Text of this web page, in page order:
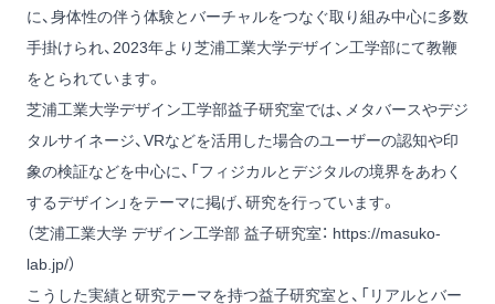
に、身体性の伴う体験とバーチャルをつなぐ取り組み中心に多数
手掛けられ、2023年より芝浦工業大学デザイン工学部にて教鞭
をとられています。
芝浦工業大学デザイン工学部益子研究室では、メタバースやデジ
タルサイネージ、VRなどを活用した場合のユーザーの認知や印
象の検証などを中心に、「フィジカルとデジタルの境界をあわく
するデザイン」をテーマに掲げ、研究を行っています。
（芝浦工業大学 デザイン工学部 益子研究室： https://masuko-
lab.jp/）
こうした実績と研究テーマを持つ益子研究室と、「リアルとバー